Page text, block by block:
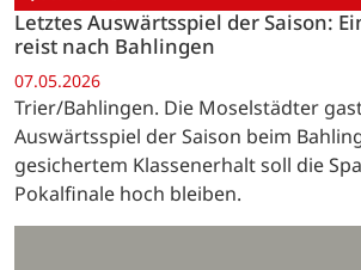
Letztes Auswärtsspiel der Saison:
reist nach Bahlingen
07.05.2026
Trier/Bahlingen. Die Moselstädter
Auswärtsspiel der Saison beim
gesichertem Klassenerhalt soll die
Pokalfinale hoch bleiben.